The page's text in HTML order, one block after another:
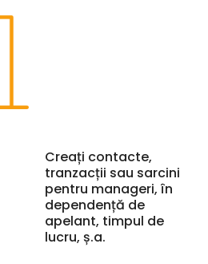
Creați contacte,
tranzacții sau sarcini
pentru manageri, în
dependență de
apelant, timpul de
lucru, ș.a.